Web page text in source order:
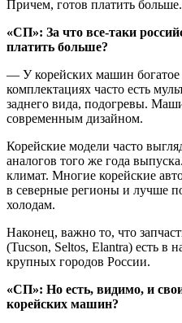
Причем, готов платить больше.
«СП»: За что все-таки
платить больше?
— У корейских машин
комплектациях часто есть
заднего вида, подогревы.
современным дизайном.
Корейские модели часто
аналогов того же года
климат. Многие корейские
в северные регионы и лучше
холодам.
Наконец, важно то, что
(Tucson, Seltos, Elantra) есть в
крупных городов России.
«СП»: Но есть, видимо, и
корейских машин?